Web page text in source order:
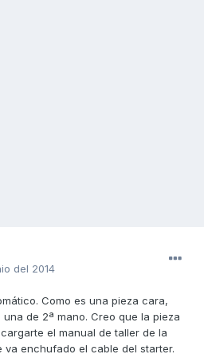
del 2014
Como es una pieza cara,
de 2ª mano. Creo que la pieza
el manual de taller de la
va enchufado el cable del starter.